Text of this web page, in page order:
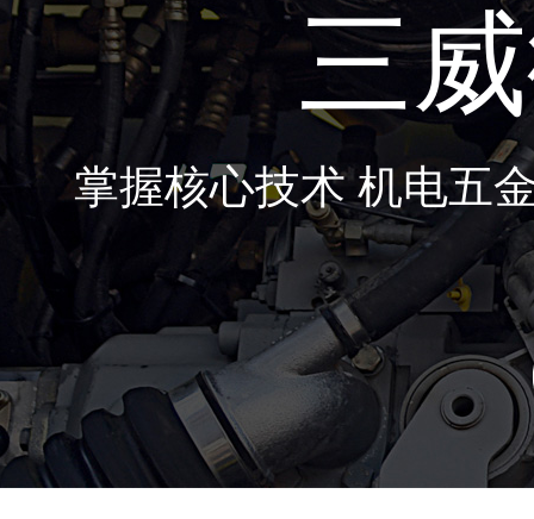
三
掌握核心技术 机电五